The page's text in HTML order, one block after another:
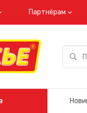
Партнёрам